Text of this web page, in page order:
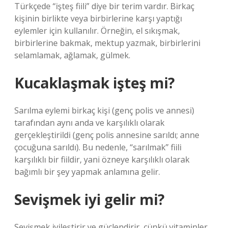
Türkçede “işteş fiili” diye bir terim vardır. Birkaç
kişinin birlikte veya birbirlerine karşı yaptığı
eylemler için kullanılır. Örneğin, el sıkışmak,
birbirlerine bakmak, mektup yazmak, birbirlerini
selamlamak, ağlamak, gülmek.
Kucaklaşmak işteş mi?
Sarılma eylemi birkaç kişi (genç polis ve annesi)
tarafından aynı anda ve karşılıklı olarak
gerçekleştirildi (genç polis annesine sarıldı; anne
çocuğuna sarıldı). Bu nedenle, “sarılmak” fiili
karşılıklı bir fiildir, yani özneye karşılıklı olarak
bağımlı bir şey yapmak anlamına gelir.
Sevişmek iyi gelir mi?